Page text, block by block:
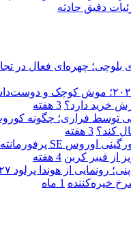
دقیق حادثه
بلوچی؛ چهره‌ای فعال در
فیات توپولینو ۲۰۲۶؛ موش کوچک و
3 هفته
توسط فراری؛ چگونه
کند؟ 3 هفته
از فیبر کربن 4 هفته
خیره‌کننده 1 ماه